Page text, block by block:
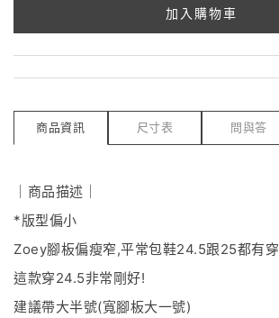
加入購物車
商品資訊 尺寸表 問與答
｜商品描述｜
*版型偏小
Zoey腳板偏瘦窄,平常包鞋24.5跟25都有穿
這款穿24.5非常剛好!
建議帶大半號(寬腳板大一號)